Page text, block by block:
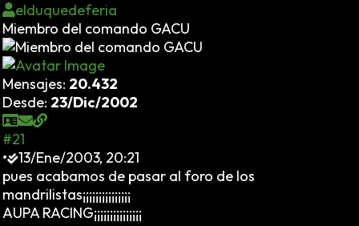
elduquedeferia
Miembro del comando GACU
Mensajes: 20.432
Desde: 23/Dic/2002
#21
•
13/Ene/2003, 20:21
pues acabamos de pasar al foro de los
mandrilistas¡¡¡¡¡¡¡¡¡¡¡¡¡¡¡
AUPA RACING¡¡¡¡¡¡¡¡¡¡¡¡¡¡¡